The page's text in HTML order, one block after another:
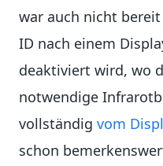
war auch nicht
ID nach einem
deaktiviert wird, wo
notwendige
vollständig vom
schon